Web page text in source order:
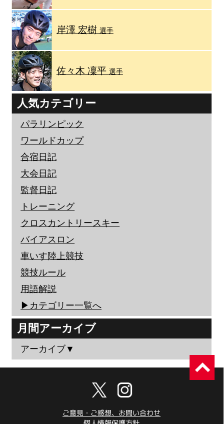
岸澤 宏樹 選手
佐々木 凜平 選手
人気カテゴリー
パラリンピック
ワールドカップ
合宿日記
大会日記
監督日記
トレーニング
クロスカントリースキー
バイアスロン
車いす陸上競技
競技ルール
用語解説
▶︎カテゴリー一覧へ
月間アーカイブ
アーカイブ▼
ご意見・ご感想、お問い合わせ